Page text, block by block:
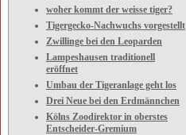
woher kommt der weisse tiger?
Tigergecko-Nachwuchs vorgestellt
Zwillinge bei den Leoparden
Lampeshausen traditionell
eröffnet
Umbau der Tigeranlage geht los
Drei Neue bei den Erdmännchen
Kölns Zoodirektor in oberstes
Entscheider-Gremium